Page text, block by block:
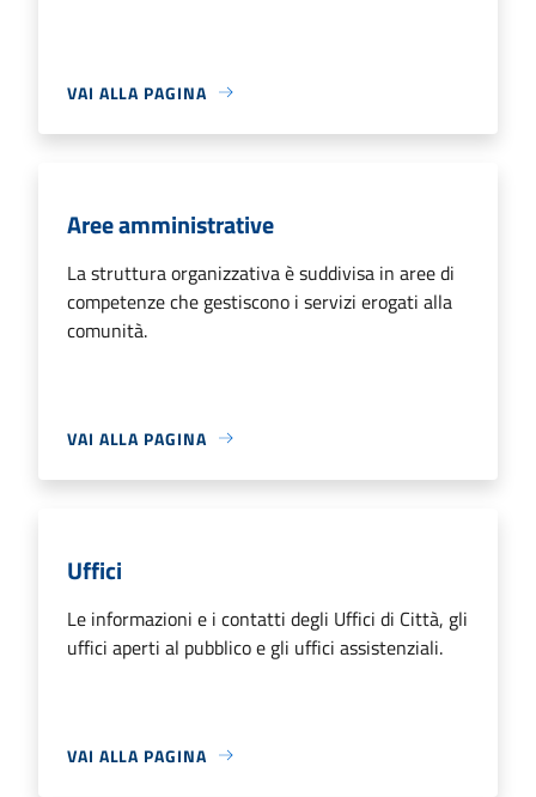
VAI ALLA PAGINA
Aree amministrative
La struttura organizzativa è suddivisa in aree di
competenze che gestiscono i servizi erogati alla
comunità.
VAI ALLA PAGINA
Uffici
Le informazioni e i contatti degli Uffici di Città, gli
uffici aperti al pubblico e gli uffici assistenziali.
VAI ALLA PAGINA